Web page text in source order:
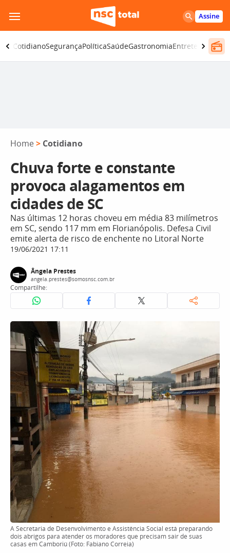
para
o
conteúdo
Assine
CotidianoSegurançaPolíticaSaúdeGastronomiaEntretenimento
Home > Cotidiano
Chuva forte e constante
provoca alagamentos em
cidades de SC
Nas últimas 12 horas choveu em média 83 milímetros
em SC, sendo 117 mm em Florianópolis. Defesa Civil
emite alerta de risco de enchente no Litoral Norte
19/06/2021 17:11
Ângela Prestes
angela.prestes@somosnsc.com.br
Compartilhe:
A Secretaria de Desenvolvimento e Assistência Social está preparando
dois abrigos para atender os moradores que precisam sair de suas
casas em Camboriú (Foto: Fabiano Correia)